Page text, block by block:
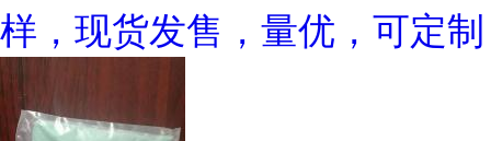
样，现货发售，量优，可定制